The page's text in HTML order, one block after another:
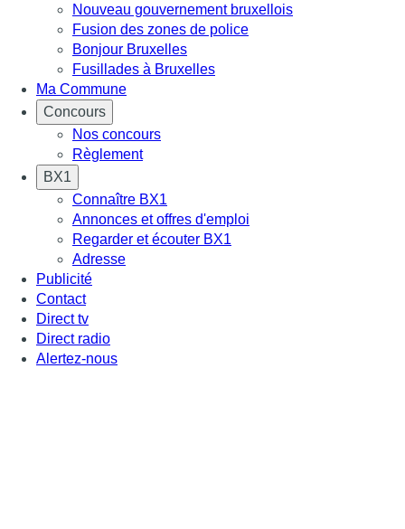
Nouveau gouvernement bruxellois
Fusion des zones de police
Bonjour Bruxelles
Fusillades à Bruxelles
Ma Commune
Concours
Nos concours
Règlement
BX1
Connaître BX1
Annonces et offres d'emploi
Regarder et écouter BX1
Adresse
Publicité
Contact
Direct tv
Direct radio
Alertez-nous